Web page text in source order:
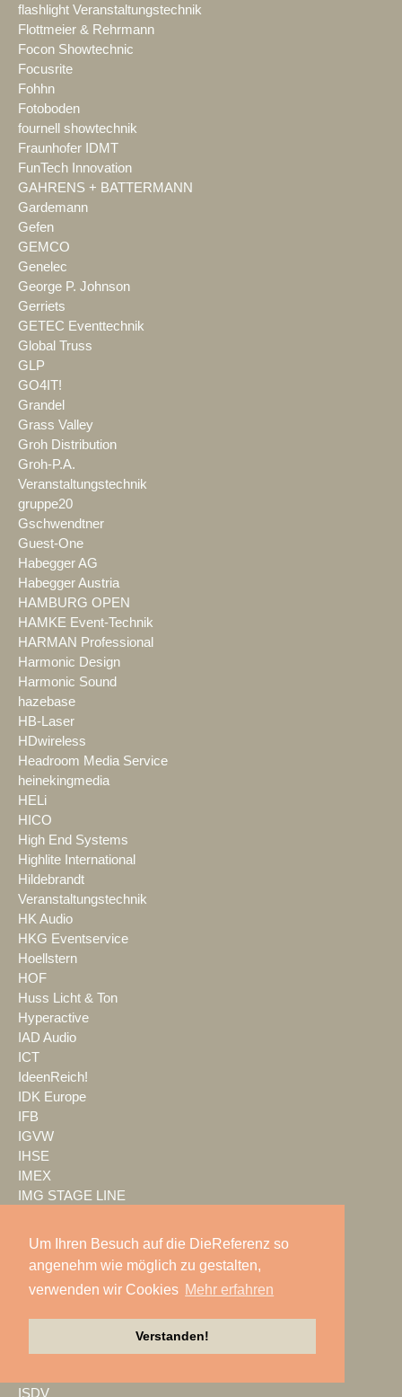
Um Ihren Besuch auf die DieReferenz so
angenehm wie möglich zu gestalten,
verwenden wir Cookies Mehr erfahren
Verstanden!
flashlight Veranstaltungstechnik
Flottmeier & Rehrmann
Focon Showtechnic
Focusrite
Fohhn
Fotoboden
fournell showtechnik
Fraunhofer IDMT
FunTech Innovation
GAHRENS + BATTERMANN
Gardemann
Gefen
GEMCO
Genelec
George P. Johnson
Gerriets
GETEC Eventtechnik
Global Truss
GLP
GO4IT!
Grandel
Grass Valley
Groh Distribution
Groh-P.A.
Veranstaltungstechnik
gruppe20
Gschwendtner
Guest-One
Habegger AG
Habegger Austria
HAMBURG OPEN
HAMKE Event-Technik
HARMAN Professional
Harmonic Design
Harmonic Sound
hazebase
HB-Laser
HDwireless
Headroom Media Service
heinekingmedia
HELi
HICO
High End Systems
Highlite International
Hildebrandt
Veranstaltungstechnik
HK Audio
HKG Eventservice
Hoellstern
HOF
Huss Licht & Ton
Hyperactive
IAD Audio
ICT
IdeenReich!
IDK Europe
IFB
IGVW
IHSE
IMEX
IMG STAGE LINE
in2Systems
Infinity
InfoComm
insglück
ISDV